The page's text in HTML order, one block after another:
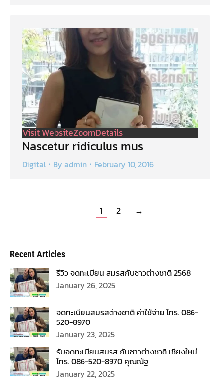
Visit WebsiteZoomDetails
Nascetur ridiculus mus
Digital By admin February 10, 2016
1 2 →
Recent Articles
รีวิว จดทะเบียน สมรสกับชาวต่างชาติ 2568
January 26, 2025
จดทะเบียนสมรสต่างชาติ ค่าใช้จ่าย โทร. 086-
520-8970
January 23, 2025
รับจดทะเบียนสมรส กับชาวต่างชาติ เชียงใหม่
โทร. 086-520-8970 คุณณัฐ
January 22, 2025